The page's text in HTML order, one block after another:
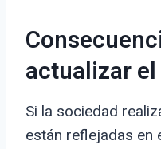
actualizar
Si la sociedad
están reflejadas en